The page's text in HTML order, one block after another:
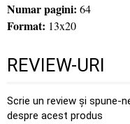
Numar pagini: 64
Format: 13x20
REVIEW-URI
Scrie un review și spune-
despre acest produs